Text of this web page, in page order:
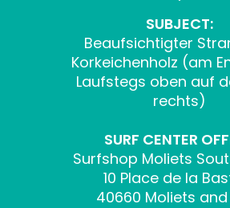
SUBJECT:
Beaufsichtigter
Korkeichenholz (am
Laufstegs oben auf
rechts)
SURF CENTER
Surfshop Moliets
10 Place de la
40660 Moliets